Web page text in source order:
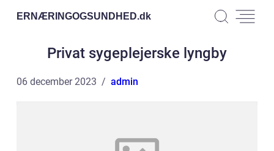
ERNÆRINGOGSUNDHED.dk
Privat sygeplejerske lyngby
06 december 2023 admin